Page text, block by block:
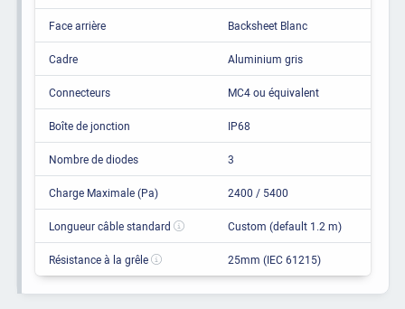
Face arrière Backsheet Blanc
Cadre Aluminium gris
Connecteurs MC4 ou équivalent
Boîte de jonction IP68
Nombre de diodes 3
Charge Maximale (Pa) 2400 / 5400
Longueur câble standard Custom (default 1.2 m)
Résistance à la grêle 25mm (IEC 61215)